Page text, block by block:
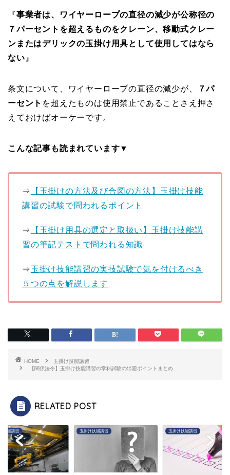
『事業者は、ワイヤーロープの直径の減少が公称径の
７パーセントを超えるものをクレーン、移動式クレー
ンまたはデリックの玉掛け用具として使用してはなら
ない 』
条文について、ワイヤーロープの直径の減少が、
７パ
ーセント を超えたものは使用禁止であることさえ押さ
えておけばオーケーです。
こんな記事も読まれています▼
⇒
【玉掛けの方法及び合図の方法】玉掛け技能
講習の試験で問われるポイント
⇒
【玉掛け用具の選定と取扱い】玉掛け技能講
習の筆記テストで問われる知識
⇒玉掛け技能講習の実技試験で気を付けるべき
５つの点を解説します
HOME
玉掛け技能講習
【関係法令】玉掛け技能講習の学科試験の出題ポイントまとめ
RELATED POST
技能講習 玉掛け技能講習 玉掛け技能講習